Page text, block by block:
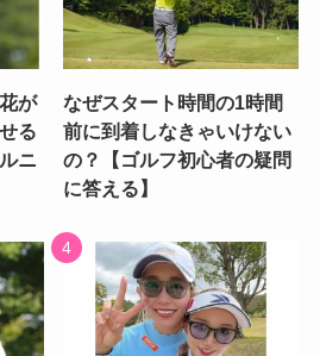
が
る
ニ
なぜスタート時間の1時間
前に到着しなきゃいけない
の？【ゴルフ初心者の疑問
に答える】